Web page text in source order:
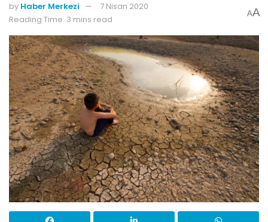
by Haber Merkezi
7 Nisan 2020
Reading Time: 3 mins read
AA